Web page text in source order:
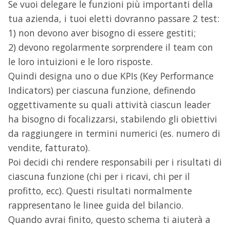
Se vuoi delegare le funzioni più importanti della
tua azienda, i tuoi eletti dovranno passare 2 test:
1) non devono aver bisogno di essere gestiti;
2) devono regolarmente sorprendere il team con
le loro intuizioni e le loro risposte.
Quindi designa uno o due KPIs (Key Performance
Indicators) per ciascuna funzione, definendo
oggettivamente su quali attività ciascun leader
ha bisogno di focalizzarsi, stabilendo gli obiettivi
da raggiungere in termini numerici (es. numero di
vendite, fatturato).
Poi decidi chi rendere responsabili per i risultati di
ciascuna funzione (chi per i ricavi, chi per il
profitto, ecc). Questi risultati normalmente
rappresentano le linee guida del bilancio.
Quando avrai finito, questo schema ti aiuterà a